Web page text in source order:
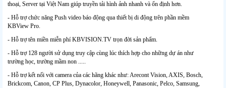
thoại, Server tại Việt Nam giúp truyền tải hình ảnh nhanh và ổn định hơn.
- Hỗ trợ chức năng Push video báo động qua thiết bị di động trên phần mềm
KBView Pro.
- Hỗ trợ tên miền miễn phí KBVISION.TV trọn đời sản phẩm.
- Hỗ trợ 128 người sử dụng truy cập cùng lúc thích hợp cho những dự án như
trường học, trường mầm non .....
- Hỗ trợ kết nối với camera của các hãng khác như: Arecont Vision, AXIS, Bosch,
Brickcom, Canon, CP Plus, Dynacolor, Honeywell, Panasonic, Pelco, Samsung,